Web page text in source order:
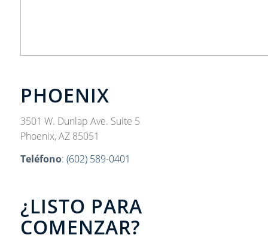
PHOENIX
3501 W. Dunlap Ave. Suite 5
Phoenix, AZ 85051
Teléfono: (602) 589-0401
¿LISTO PARA
COMENZAR?